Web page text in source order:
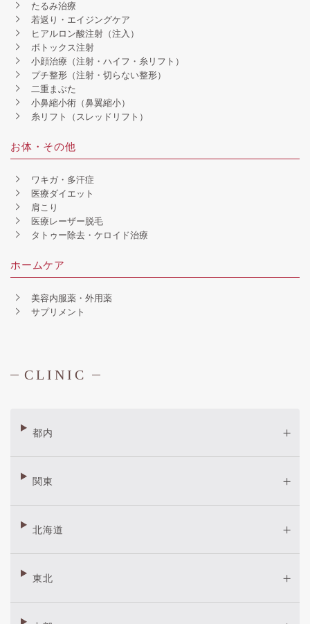
たるみ治療
若返り・エイジングケア
ヒアルロン酸注射（注入）
ボトックス注射
小顔治療（注射・ハイフ・糸リフト）
プチ整形（注射・切らない整形）
二重まぶた
小鼻縮小術（鼻翼縮小）
糸リフト（スレッドリフト）
お体・その他
ワキガ・多汗症
医療ダイエット
肩こり
医療レーザー脱毛
タトゥー除去・ケロイド治療
ホームケア
美容内服薬・外用薬
サプリメント
CLINIC
都内
関東
北海道
東北